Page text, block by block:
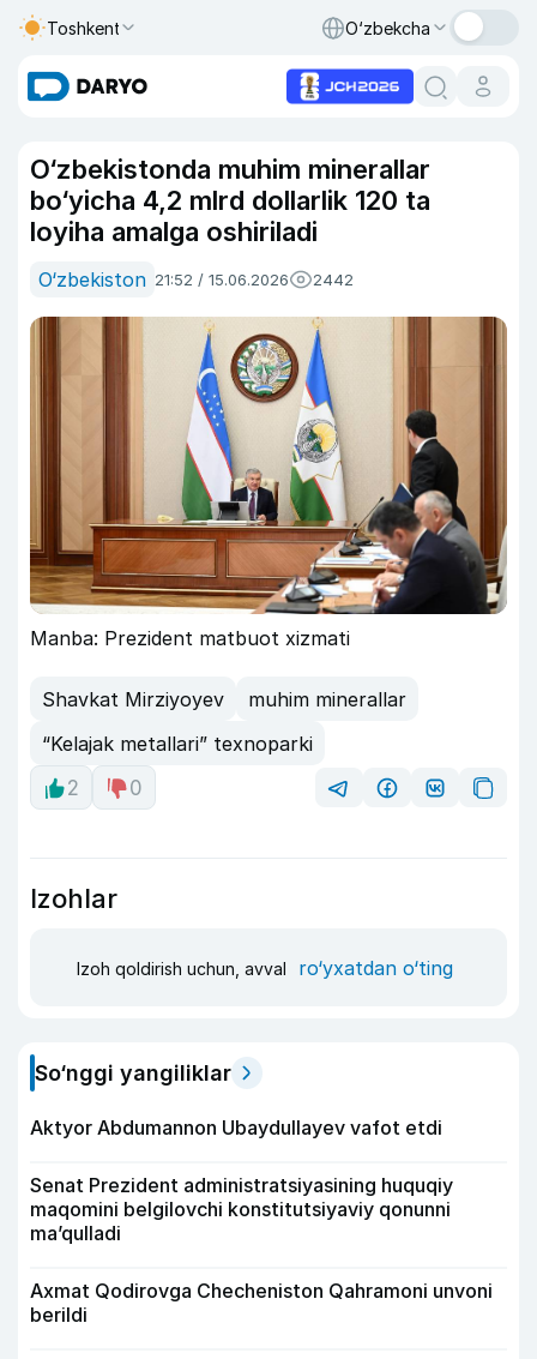
Toshkent O‘zbekcha
O‘zbekistonda muhim minerallar
bo‘yicha 4,2 mlrd dollarlik 120 ta
loyiha amalga oshiriladi
O‘zbekiston 21:52 / 15.06.2026 2442
Manba: Prezident matbuot xizmati
Shavkat Mirziyoyev
muhim minerallar
“Kelajak metallari” texnoparki
2
0
Izohlar
Izoh qoldirish uchun, avval ro‘yxatdan o‘ting
So‘nggi yangiliklar
Aktyor Abdu­mannon Ubaydullayev vafot etdi
Senat Prezident administratsiyasining huquqiy
maqomini belgilovchi konstitutsiyaviy qonunni
ma’qulladi
Axmat Qodirovga Checheniston Qahramoni unvoni
berildi